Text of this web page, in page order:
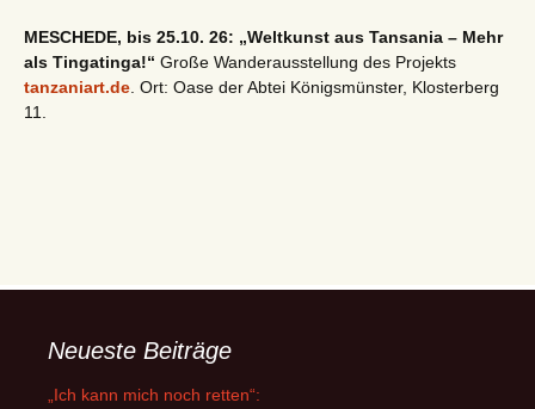
MESCHEDE, bis 25.10. 26: „Weltkunst aus Tansania – Mehr
als Tingatinga!“ Große Wanderausstellung des Projekts
tanzaniart.de . Ort: Oase der Abtei Königsmünster, Klosterberg
11.
Neueste Beiträge
„Ich kann mich noch retten“: